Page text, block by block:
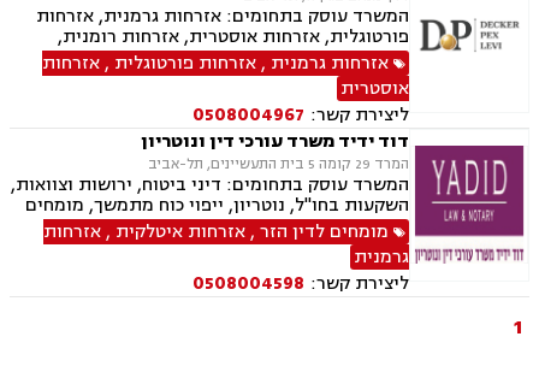
המשרד עוסק בתחומים: אזרחות גרמנית, אזרחות
פורטוגלית, אזרחות אוסטרית, אזרחות רומנית,
אזרחות בריטית, אזרחות ספרדית, אזרחות בולגרית,
אזרחות ליטאית, אזרחות צרפתית, אזרחות זרה, דיני
הגירה- מקלט מדיני , הגירה , משרד הפנים, דיני
משפחה, ייפוי כוח מתמשך, גירושין, חלוקת רכוש,
ירושות וצוואות
אזרחות גרמנית ,אזרחות פורטוגלית ,אזרחות
אוסטרית
ליצירת קשר: 0508004967
דוד ידיד משרד עורכי דין ונוטריון
המרד 29 קומה 5 בית התעשיינים, תל-אביב
המשרד עוסק בתחומים: דיני ביטוח, ירושות וצוואות,
השקעות בחו"ל, נוטריון, ייפוי כוח מתמשך, מומחים
לדין הזר, זכויות ניצולי שואה, אזרחות פורטוגלית,
אזרחות ספרדית, תביעות גזזת, ביטוח סיעודי,
נזיקין, נזקי גוף ורכוש, תאונות עבודה, תאונות
דרכים, תאונות תלמידים, תאונות ספורט
מומחים לדין הזר,אזרחות איטלקית ,אזרחות
גרמנית
ליצירת קשר: 0508004598
1